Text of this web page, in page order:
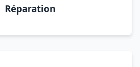
Réparation